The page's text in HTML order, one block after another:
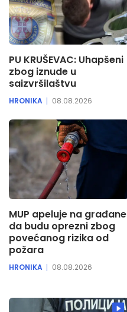
PU KRUŠEVAC: Uhapšeni
zbog iznude u
saizvršilaštvu
HRONIKA 08.08.2026
MUP apeluje na građane
da budu oprezni zbog
povećanog rizika od
požara
HRONIKA 08.08.2026